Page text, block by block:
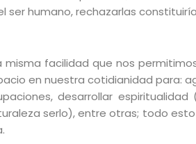
humano, rechazarlas
facilidad que nos
en nuestra cotidianidad para:
desarrollar
serlo), entre otras; todo